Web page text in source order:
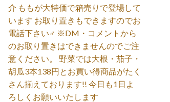
介 ももが大特価で箱売りで登場して
います お取り置きもできますのでお
電話下さい‍♂️ ※DM・コメントから
のお取り置きはできませんのでご注
意ください。 野菜では大根・茄子・
胡瓜3本138円とお買い得商品がたく
さん揃えております!! 今日も1日よ
ろしくお願いいたします